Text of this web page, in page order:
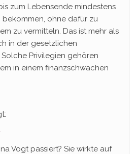
zum Lebensende mindestens
ohne dafür zu
zu vermitteln. Das ist mehr als
in der gesetzlichen
Privilegien gehören
in einem finanzschwachen
Vogt passiert? Sie wirkte auf